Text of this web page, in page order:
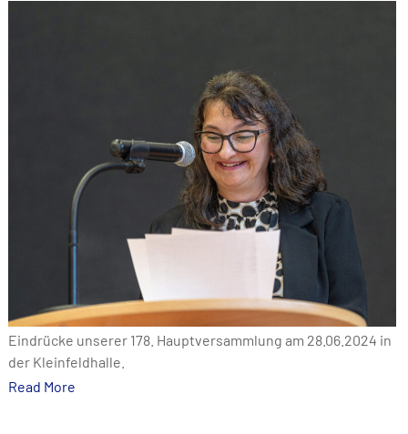
Eindrücke unserer 178. Hauptversammlung am 28.06.2024 in
der Kleinfeldhalle.
Read More